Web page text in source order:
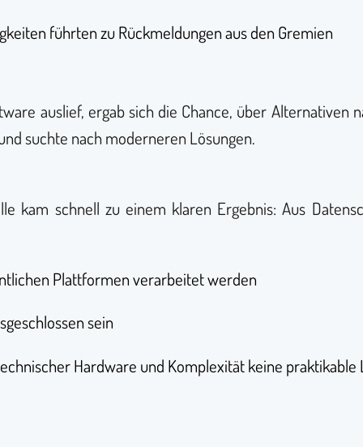
führten zu Rückmeldungen aus den Gremien
auslief, ergab sich die Chance, über Alternativen
suchte nach moderneren Lösungen.
kam schnell zu einem klaren Ergebnis: Aus
Plattformen verarbeitet werden
sein
Hardware und Komplexität keine praktikable